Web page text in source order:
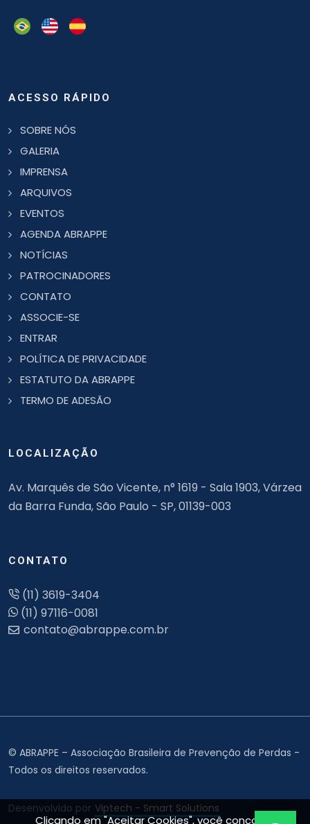
Clicando em "Aceitar Cookies", você concorda
ACESSO RÁPIDO
SOBRE NÓS
GALERIA
IMPRENSA
ARQUIVOS
EVENTOS
AGENDA ABRAPPE
NOTÍCIAS
PATROCINADORES
CONTATO
ASSOCIE-SE
ENTRAR
POLÍTICA DE PRIVACIDADE
ESTATUTO DA ABRAPPE
TERMO DE ADESÃO
LOCALIZAÇÃO
Av. Marquês de São Vicente, n° 1619 - Sala 1903, Várzea
da Barra Funda, São Paulo - SP, 01139-003
CONTATO
(11) 3619-3404
(11) 97116-0081
© ABRAPPE – Associação Brasileira de Prevenção de Perdas -
Todos os direitos reservados.
Desenvolvido por Viptech - Smart Solutions